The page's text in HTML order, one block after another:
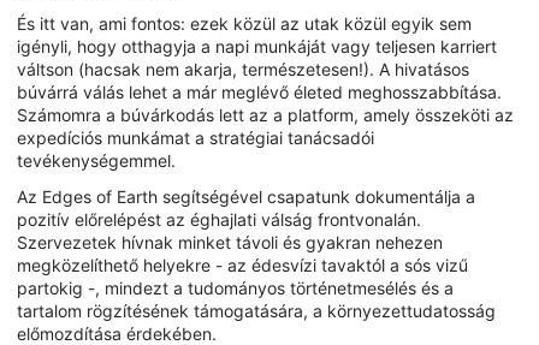
És itt van, ami fontos: ezek közül az utak közül egyik sem
igényli, hogy otthagyja a napi munkáját vagy teljesen karriert
váltson (hacsak nem akarja, természetesen!). A hivatásos
búvárrá válás lehet a már meglévő életed meghosszabbítása.
Számomra a búvárkodás lett az a platform, amely összeköti az
expedíciós munkámat a stratégiai tanácsadói
tevékenységemmel.
Az Edges of Earth segítségével csapatunk dokumentálja a
pozitív előrelépést az éghajlati válság frontvonalán.
Szervezetek hívnak minket távoli és gyakran nehezen
megközelíthető helyekre - az édesvízi tavaktól a sós vizű
partokig -, mindezt a tudományos történetmesélés és a
tartalom rögzítésének támogatására, a környezettudatosság
előmozdítása érdekében.